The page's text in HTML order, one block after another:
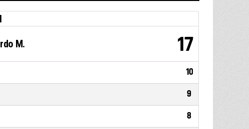
M. 17
10
9
8